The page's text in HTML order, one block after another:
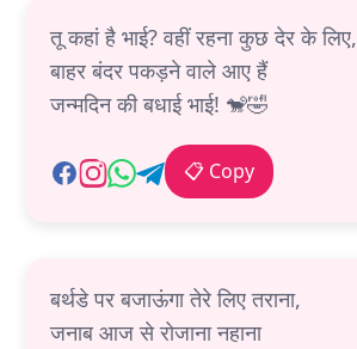
तू कहां है भाई? वहीं रहना कुछ देर के लिए,
बाहर बंदर पकड़ने वाले आए हैं
जन्मदिन की बधाई भाई! 🐒🤣
📋 Copy
बर्थडे पर बजाऊंगा तेरे लिए तराना,
जनाब आज से रोजाना नहाना